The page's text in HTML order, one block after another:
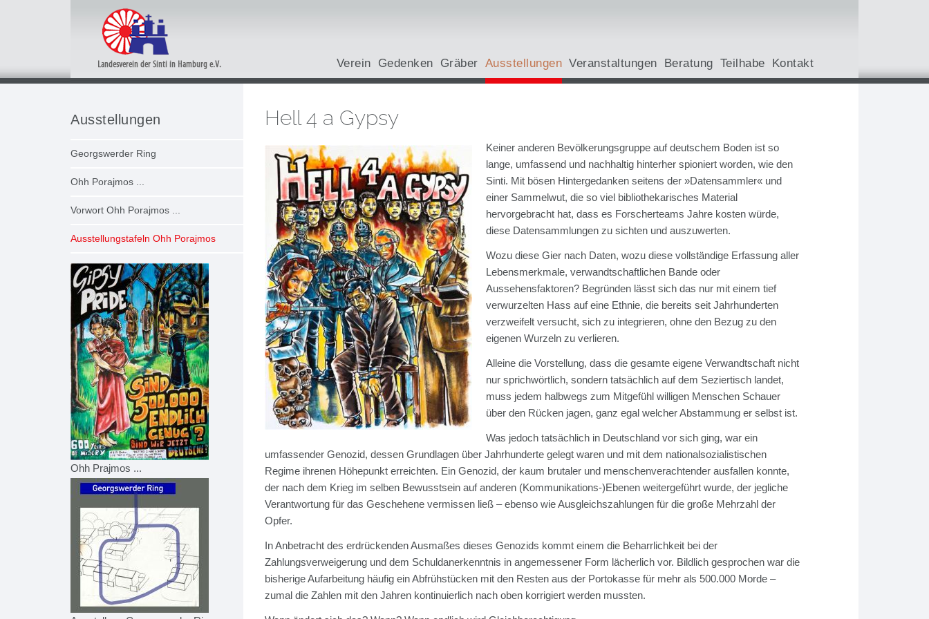
Verein Gedenken Gräber Ausstellungen Veranstaltungen Beratung Teilhabe Kontakt
Hell 4 a Gypsy
Keiner anderen Bevölkerungsgruppe auf deutschem Boden ist so
lange, umfassend und nachhaltig hinterher spioniert worden, wie den
Sinti. Mit bösen Hintergedanken seitens der »Datensammler« und
einer Sammelwut, die so viel bibliothekarisches Material
hervorgebracht hat, dass es Forscherteams Jahre kosten würde,
diese Datensammlungen zu sichten und auszuwerten.
Wozu diese Gier nach Daten, wozu diese vollständige Erfassung aller
Lebensmerkmale, verwandtschaftlichen Bande oder
Aussehensfaktoren? Begründen lässt sich das nur mit einem tief
verwurzelten Hass auf eine Ethnie, die bereits seit Jahrhunderten
verzweifelt versucht, sich zu integrieren, ohne den Bezug zu den
eigenen Wurzeln zu verlieren.
Alleine die Vorstellung, dass die gesamte eigene Verwandtschaft nicht
nur sprichwörtlich, sondern tatsächlich auf dem Seziertisch landet,
muss jedem halbwegs zum Mitgefühl willigen Menschen Schauer
über den Rücken jagen, ganz egal welcher Abstammung er selbst ist.
Was jedoch tatsächlich in Deutschland vor sich ging, war ein
umfassender Genozid, dessen Grundlagen über Jahrhunderte gelegt waren und mit dem nationalsozialistischen
Regime ihrenen Höhepunkt erreichten. Ein Genozid, der kaum brutaler und menschenverachtender ausfallen konnte,
der nach dem Krieg im selben Bewusstsein auf anderen (Kommunikations-)Ebenen weitergeführt wurde, der jegliche
Verantwortung für das Geschehene vermissen ließ – ebenso wie Ausgleichszahlungen für die große Mehrzahl der
Opfer.
In Anbetracht des erdrückenden Ausmaßes dieses Genozids kommt einem die Beharrlichkeit bei der
Zahlungsverweigerung und dem Schuldanerkenntnis in angemessener Form lächerlich vor. Bildlich gesprochen war die
bisherige Aufarbeitung häufig ein Abfrühstücken mit den Resten aus der Portokasse für mehr als 500.000 Morde –
zumal die Zahlen mit den Jahren kontinuierlich nach oben korrigiert werden mussten.
Ausstellungen
überspringen
Georgswerder Ring
Ohh Porajmos ...
Vorwort Ohh Porajmos ...
Ausstellungstafeln Ohh Porajmos
Ohh Prajmos ...